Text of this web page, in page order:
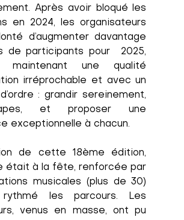
Après avoir bloqué les
en 2024, les organisateurs
d’augmenter davantage
de participants pour  2025,
une qualité
irréprochable et avec un
: grandir sereinement,
et proposer une
exceptionnelle à chacun.
de cette 18ème édition,
était à la fête, renforcée par
musicales (plus de 30)
les parcours. Les
venus en masse, ont pu